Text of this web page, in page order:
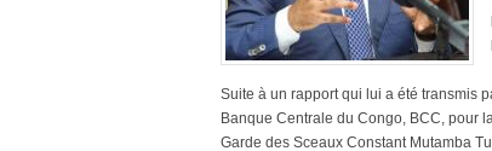
Suite à un rapport qui lui a été transmis
Banque Centrale du Congo, BCC, pour
Garde des Sceaux Constant Mutamba